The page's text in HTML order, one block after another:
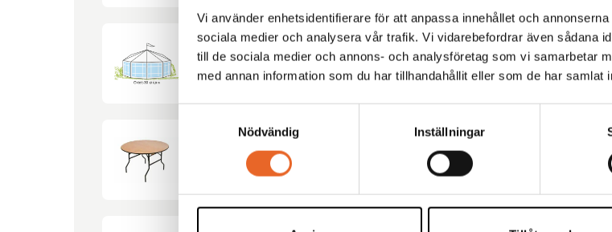
Vi använder enhetsidentifierare för att anpassa innehållet och
sociala medier och analysera vår trafik. Vi vidarebefordrar även sådana
till de sociala medier och annons- och analysföretag som vi samarbetar
med annan information som du har tillhandahållit eller som de har samlat
Nödvändig
Inställningar
Tält Oktett-30 Ø6m Hyrespris: 2 780,00kr
Runt bord Ø120cm Hyrespris: